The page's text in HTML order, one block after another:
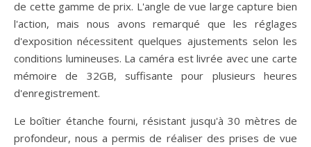
de cette gamme de prix. L'angle de vue large capture bien
l'action, mais nous avons remarqué que les réglages
d'exposition nécessitent quelques ajustements selon les
conditions lumineuses. La caméra est livrée avec une carte
mémoire de 32GB, suffisante pour plusieurs heures
d'enregistrement.
Le boîtier étanche fourni, résistant jusqu'à 30 mètres de
profondeur, nous a permis de réaliser des prises de vue